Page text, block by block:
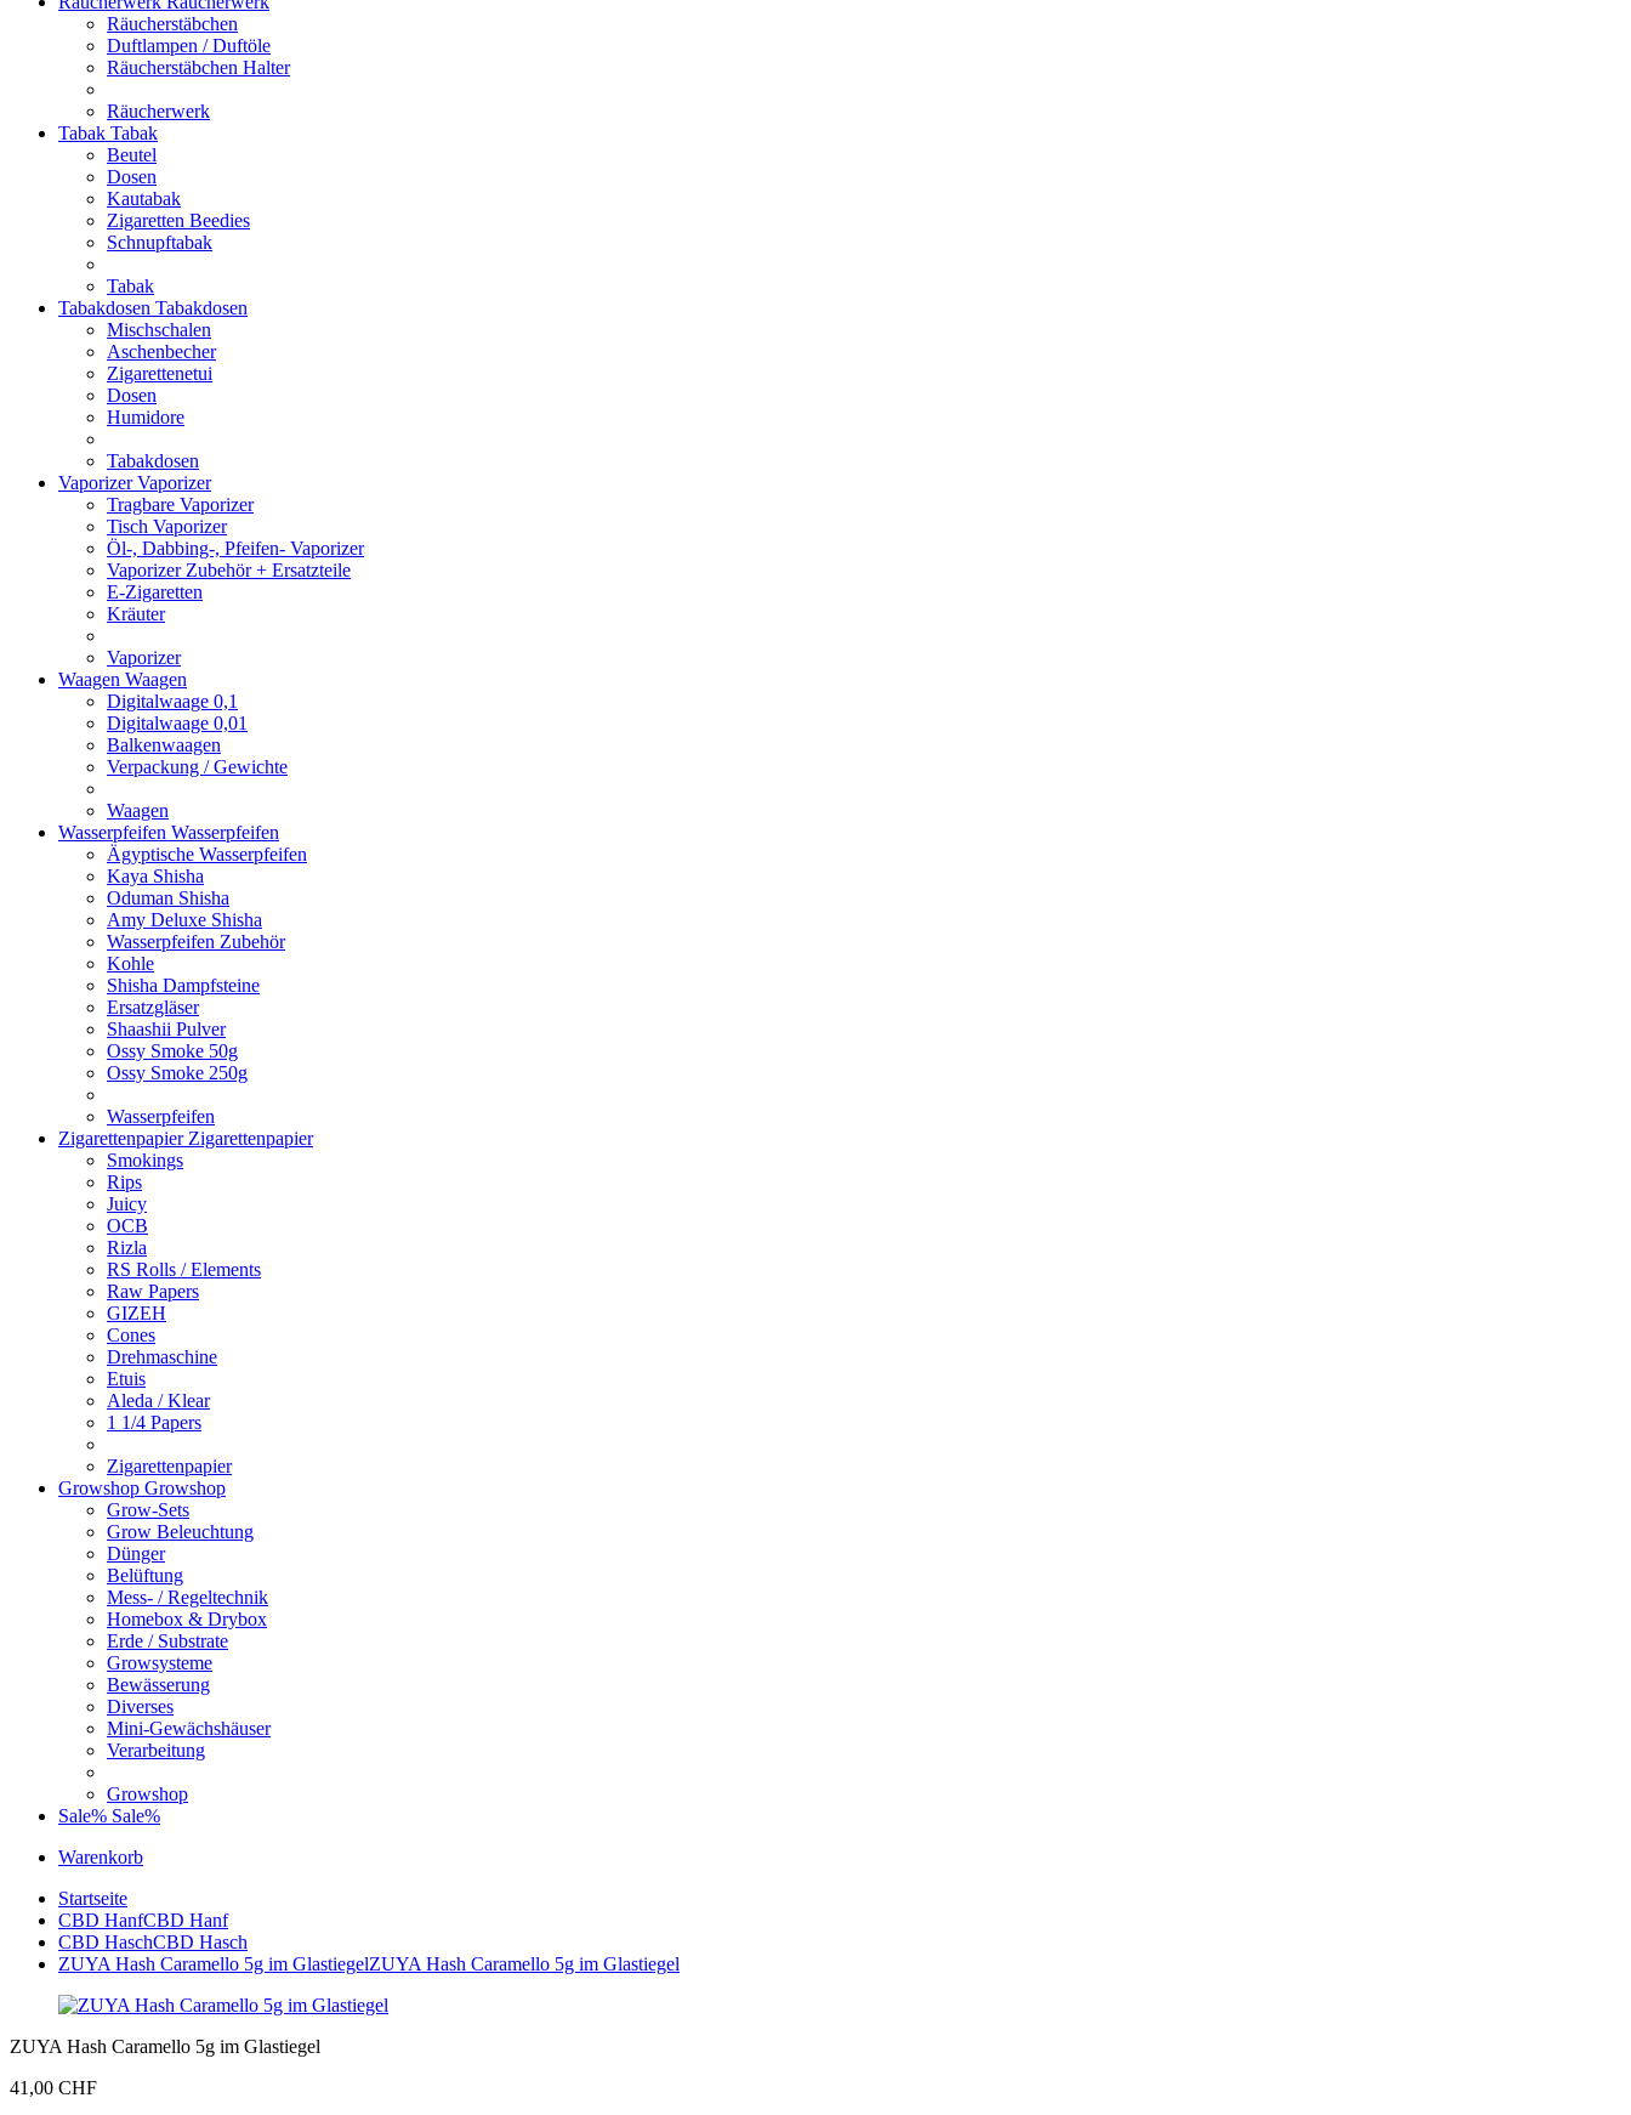
Räucherstäbchen
Duftlampen / Duftöle
Räucherstäbchen Halter
Räucherwerk
Tabak Tabak
Beutel
Dosen
Kautabak
Zigaretten Beedies
Schnupftabak
Tabak
Tabakdosen Tabakdosen
Mischschalen
Aschenbecher
Zigarettenetui
Dosen
Humidore
Tabakdosen
VaporizerVaporizer
Tragbare Vaporizer
Tisch Vaporizer
Öl-, Dabbing-, Pfeifen- Vaporizer
Vaporizer Zubehör + Ersatzteile
E-Zigaretten
Kräuter
Vaporizer
Waagen Waagen
Digitalwaage 0,1
Digitalwaage 0,01
Balkenwaagen
Verpackung / Gewichte
Waagen
Wasserpfeifen Wasserpfeifen
Ägyptische Wasserpfeifen
Kaya Shisha
Oduman Shisha
Amy Deluxe Shisha
Wasserpfeifen Zubehör
Kohle
Shisha Dampfsteine
Ersatzgläser
Shaashii Pulver
Ossy Smoke 50g
Ossy Smoke 250g
Wasserpfeifen
Zigarettenpapier Zigarettenpapier
Smokings
Rips
Juicy
OCB
Rizla
RS Rolls / Elements
Raw Papers
GIZEH
Cones
Drehmaschine
Etuis
Aleda / Klear
1 1/4 Papers
Zigarettenpapier
Growshop Growshop
Grow-Sets
Grow Beleuchtung
Dünger
Belüftung
Mess- / Regeltechnik
Homebox & Drybox
Erde / Substrate
Growsysteme
Bewässerung
Diverses
Mini-Gewächshäuser
Verarbeitung
Growshop
Sale% Sale%
Warenkorb
Startseite
CBD HanfCBD Hanf
CBD HaschCBD Hasch
ZUYA Hash Caramello 5g im GlastiegelZUYA Hash Caramello 5g im Glastiegel
ZUYA Hash Caramello 5g im Glastiegel
41,00 CHF